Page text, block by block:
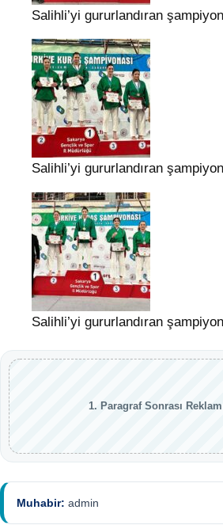
Salihli’yi gururlandıran
Salihli’yi gururlandıran
Salihli’yi gururlandıran
1. Paragraf Sonrası Reklam
Muhabir: admin